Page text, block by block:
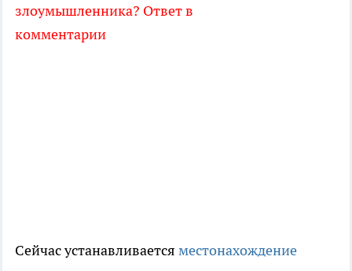
злоумышленника? Ответ в
комментарии
Сейчас устанавливается местонахождение